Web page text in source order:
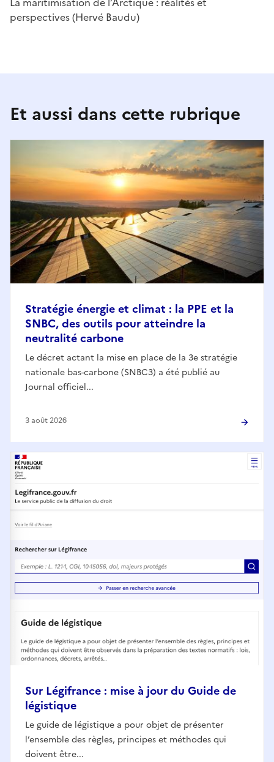
perspectives (Hervé Baudu)
Et aussi dans cette rubrique
Stratégie énergie et climat : la PPE et la
SNBC, des outils pour atteindre la
neutralité carbone
Le décret actant la mise en place de la 3e stratégie
nationale bas-carbone (SNBC3) a été publié au
Journal officiel...
3 août 2026
Sur Légifrance : mise à jour du Guide de
légistique
Le guide de légistique a pour objet de présenter
l’ensemble des règles, principes et méthodes qui
doivent être...